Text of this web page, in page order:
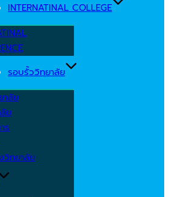
INTERNATINAL COLLEGE
รอบรั้ววิทยาลัย
าลัย
ย
ร
วิทยาลัย